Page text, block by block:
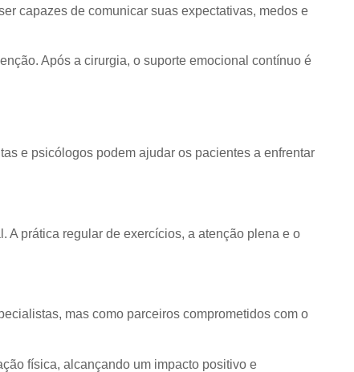
capazes de comunicar suas expectativas, medos e
Após a cirurgia, o suporte emocional contínuo é
e psicólogos podem ajudar os pacientes a enfrentar
A prática regular de exercícios, a atenção plena e o
mas como parceiros comprometidos com o
física, alcançando um impacto positivo e